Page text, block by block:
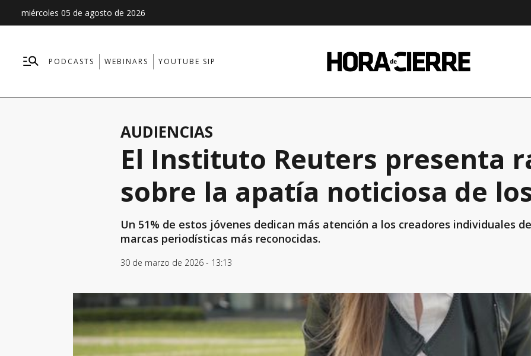
miércoles 05 de agosto de 2026
PODCASTS WEBINARS YOUTUBE SIP
AUDIENCIAS
El Instituto Reuters presenta
sobre la apatía noticiosa de
Un 51% de estos jóvenes dedican más atención a los creadores individuales
marcas periodísticas más reconocidas.
30 de marzo de 2026 - 13:13